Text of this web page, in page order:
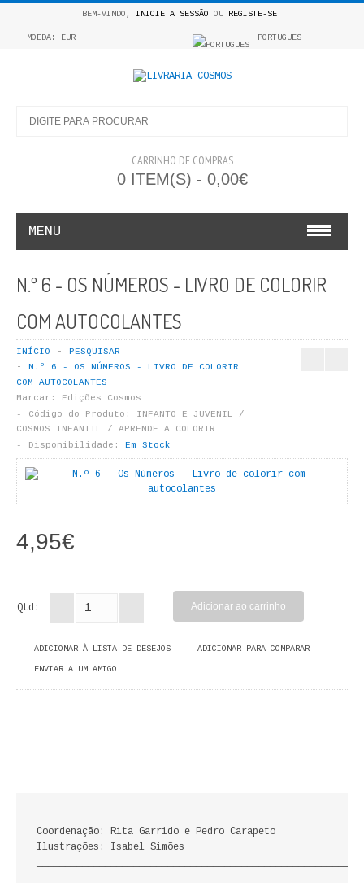
BEM-VINDO, INICIE A SESSÃO OU REGISTE-SE.
MOEDA: EUR PORTUGUES
CARRINHO DE COMPRAS
0 ITEM(S) - 0,00€
MENU
COLEÇÃO APRENDE A COLORIR
LIVROS DE PINTAR
INFANTO - JUVENIL
ANTROPOLOGIA E SOCIOLOGIA
CADERNOS HUMANITAS
CIÊNCIA POLÍTICA
COLEÇÃO PONTO DE INTERROGAÇÃO
N.º 6 - OS NÚMEROS - LIVRO DE COLORIR
COM AUTOCOLANTES
INÍCIO
PESQUISAR
N.º 6 - OS NÚMEROS - LIVRO DE COLORIR
COM AUTOCOLANTES
Marcar:
Edições Cosmos
Código do Produto:
INFANTO E JUVENIL /
COSMOS INFANTIL / APRENDE A COLORIR
Disponibilidade:
Em Stock
4,95€
Qtd:
ADICIONAR À LISTA DE DESEJOS ADICIONAR PARA COMPARAR
ENVIAR A UM AMIGO
Coordenação: Rita Garrido e Pedro Carapeto
Ilustrações: Isabel Simões